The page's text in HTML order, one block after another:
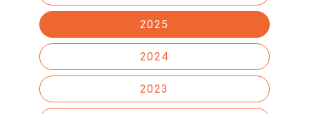
2025
2024
2023